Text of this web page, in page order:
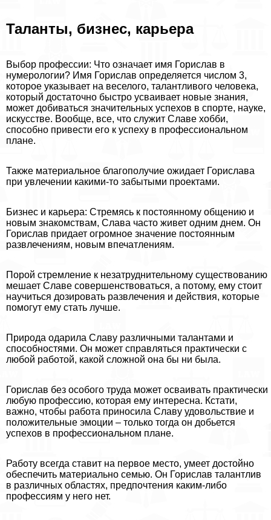
Таланты, бизнес, карьера
Выбор профессии: Что означает имя Горислав в
нумерологии? Имя Горислав определяется числом 3,
которое указывает на веселого, талантливого человека,
который достаточно быстро усваивает новые знания,
может добиваться значительных успехов в спорте, науке,
искусстве. Вообще, все, что служит Славе хобби,
способно привести его к успеху в профессиональном
плане.
Также материальное благополучие ожидает Горислава
при увлечении какими-то забытыми проектами.
Бизнес и карьера: Стремясь к постоянному общению и
новым знакомствам, Слава часто живет одним днем. Он
Горислав придает огромное значение постоянным
развлечениям, новым впечатлениям.
Порой стремление к незатруднительному существованию
мешает Славе совершенствоваться, а потому, ему стоит
научиться дозировать развлечения и действия, которые
помогут ему стать лучше.
Природа одарила Славу различными талантами и
способностями. Он может справляться пpaктически с
любой работой, какой сложной она бы ни была.
Горислав без особого труда может осваивать пpaктически
любую профессию, которая ему интересна. Кстати,
важно, чтобы работа приносила Славу удовольствие и
положительные эмоции – только тогда он добьется
успехов в профессиональном плане.
Работу всегда ставит на первое место, умеет достойно
обеспечить материально семью. Он Горислав талантлив
в различных областях, предпочтения каким-либо
профессиям у него нет.